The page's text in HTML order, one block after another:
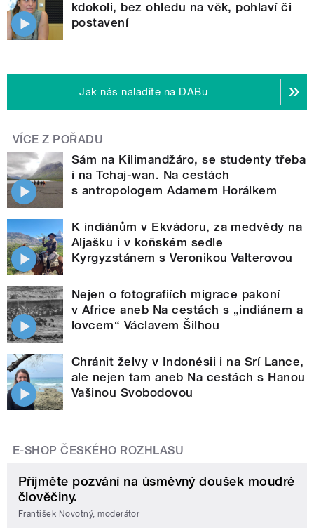
kdokoli, bez ohledu na věk, pohlaví či
postavení
Jak nás naladíte na DABu
VÍCE Z POŘADU
Sám na Kilimandžáro, se studenty třeba
i na Tchaj-wan. Na cestách
s antropologem Adamem Horálkem
K indiánům v Ekvádoru, za medvědy na
Aljašku i v koňském sedle
Kyrgyzstánem s Veronikou Valterovou
Nejen o fotografiích migrace pakoní
v Africe aneb Na cestách s „indiánem a
lovcem“ Václavem Šilhou
Chránit želvy v Indonésii i na Srí Lance,
ale nejen tam aneb Na cestách s Hanou
Vašinou Svobodovou
E-SHOP ČESKÉHO ROZHLASU
Přijměte pozvání na úsměvný doušek moudré
člověčiny.
František Novotný, moderátor